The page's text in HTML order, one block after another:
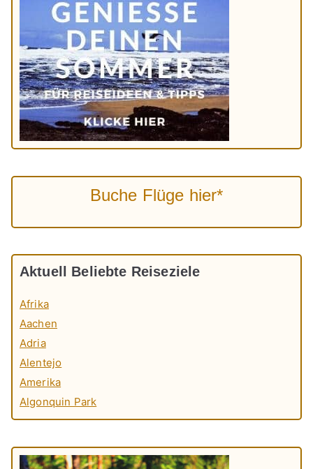
Buche Flüge hier*
Aktuell Beliebte Reiseziele
Afrika
Aachen
Adria
Alentejo
Amerika
Algonquin Park